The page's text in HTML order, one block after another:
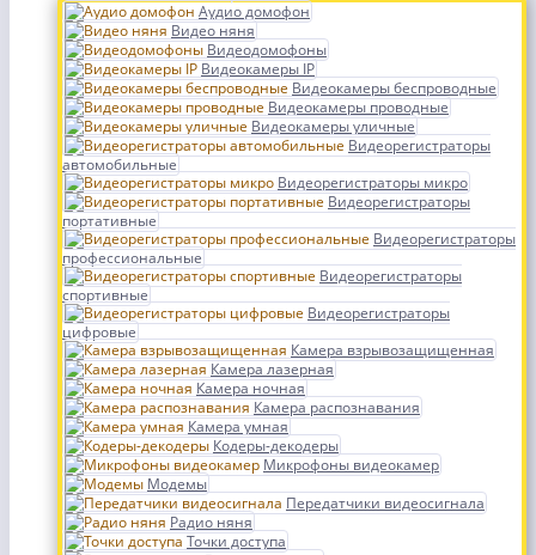
Аудио домофон
Видео няня
Видеодомофоны
Видеокамеры IP
Видеокамеры беспроводные
Видеокамеры проводные
Видеокамеры уличные
Видеорегистраторы
автомобильные
Видеорегистраторы микро
Видеорегистраторы
портативные
Видеорегистраторы
профессиональные
Видеорегистраторы
спортивные
Видеорегистраторы
цифровые
Камера взрывозащищенная
Камера лазерная
Камера ночная
Камера распознавания
Камера умная
Кодеры-декодеры
Микрофоны видеокамер
Модемы
Передатчики видеосигнала
Радио няня
Точки доступа